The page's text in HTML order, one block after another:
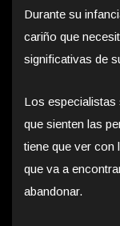
Durante su
cariño que
significativas de
Los especialistas
que sienten las
tiene que ver con
que va a
abandonar.